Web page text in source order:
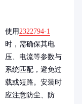
使用2322794-1
时，需确保其电
压、电流等参数与
系统匹配，避免过
载或短路。安装时
应注意防尘、防